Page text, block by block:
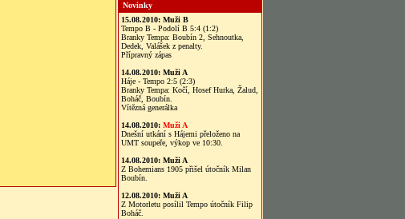
Novinky
15.08.2010: Muži B
Tempo B - Podolí B 5:4 (1:2)
Branky Tempa: Boubín 2, Sehnoutka,
Dedek, Valášek z penalty.
Přípravný zápas
14.08.2010: Muži A
Háje - Tempo 2:5 (2:3)
Branky Tempa: Kočí, Hosef Hurka, Žalud,
Boháč, Boubín.
Vítězná generálka
14.08.2010: Muži A
Dnešní utkání s Hájemi přeloženo na
UMT soupeře, výkop ve 10:30.
14.08.2010: Muži A
Z Bohemians 1905 přišel útočník Milan
Boubín.
12.08.2010: Muži A
Z Motorletu posílil Tempo útočník Filip
Boháč.